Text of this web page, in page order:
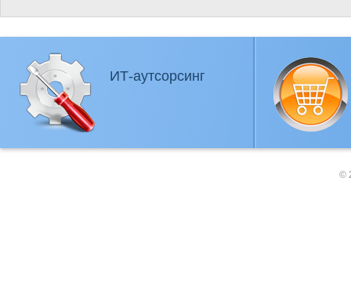
ИТ-аутсорсинг
©